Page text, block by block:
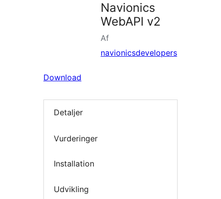
Navionics
WebAPI v2
Af
navionicsdevelopers
Download
Detaljer
Vurderinger
Installation
Udvikling